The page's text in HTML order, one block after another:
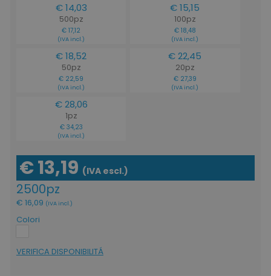
€ 14,03
500pz
€ 17,12
(IVA incl.)
€ 15,15
100pz
€ 18,48
(IVA incl.)
€ 18,52
50pz
€ 22,59
(IVA incl.)
€ 22,45
20pz
€ 27,39
(IVA incl.)
€ 28,06
1pz
€ 34,23
(IVA incl.)
€ 13,19 (IVA escl.)
2500pz
€ 16,09 (IVA incl.)
Colori
VERIFICA DISPONIBILITÁ